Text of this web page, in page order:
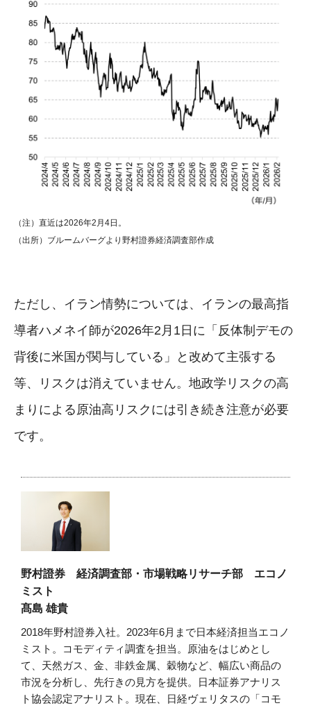
（注）直近は2026年2月4日。
（出所）ブルームバーグより野村證券経済調査部作成
ただし、イラン情勢については、イランの最高指
導者ハメネイ師が2026年2月1日に「反体制デモの
背後に米国が関与している」と改めて主張する
等、リスクは消えていません。地政学リスクの高
まりによる原油高リスクには引き続き注意が必要
です。
野村證券 経済調査部・市場戦略リサーチ部 エコノ
ミスト
髙島 雄貴
2018年野村證券入社。2023年6月まで日本経済担当エコノ
ミスト。コモディティ調査を担当。原油をはじめとし
て、天然ガス、金、非鉄金属、穀物など、幅広い商品の
市況を分析し、先行きの見方を提供。日本証券アナリス
ト協会認定アナリスト。現在、日経ヴェリタスの「コモ